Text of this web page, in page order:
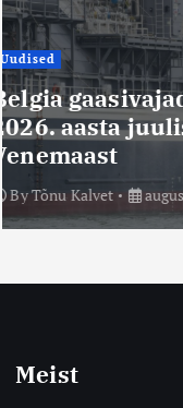
Arvamus
Euroopa Liit
diktatuur
ByVsevolod
Meist